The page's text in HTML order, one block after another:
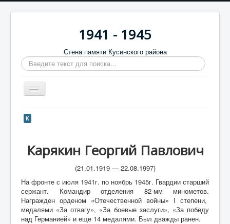
1941 - 1945
Стена памяти Кусинского района
Искать...
Включить/
выключить
Главная
Баннеры
Память в камне
Обратная связь
Отзывы
К
Карякин Георгий Павлович
(21.01.1919 — 22.08.1997)
На фронте с июля 1941г. по ноябрь 1945г. Гвардии старший
сержант. Командир отделения 82-мм минометов.
Награжден орденом «Отечественной войны» I степени,
медалями «За отвагу», «За боевые заслуги», «За победу
над Германией» и еще 14 медалями. Был дважды ранен.